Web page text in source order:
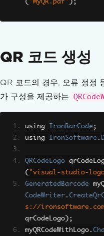
( "MyQR.pdf" );
QR 코드 생성
QR 코드의 경우, 오류 정정
가 구성을 제공하는
using IronBarCode ;
using IronSoftware .
QRCodeLogo
( "visual-studio-
GeneratedBarcode
CodeWriter .
s://
qrCodeLogo );
myQRCodeWithLogo .